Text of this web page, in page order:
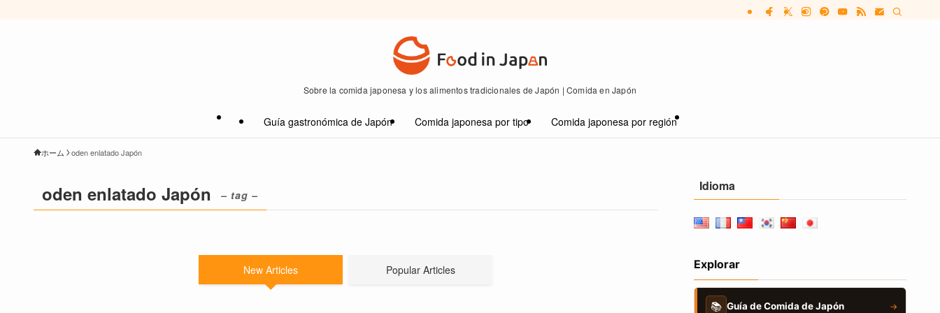
Sobre la comida japonesa y los alimentos tradicionales de Japón | Comida en Japón
Guía gastronómica de Japón Comida japonesa por tipo Comida japonesa por región
ホーム oden enlatado Japón
oden enlatado Japón – tag –
New Articles Popular Articles
Idioma
Explorar
📚 Guía de Comida de Japón →